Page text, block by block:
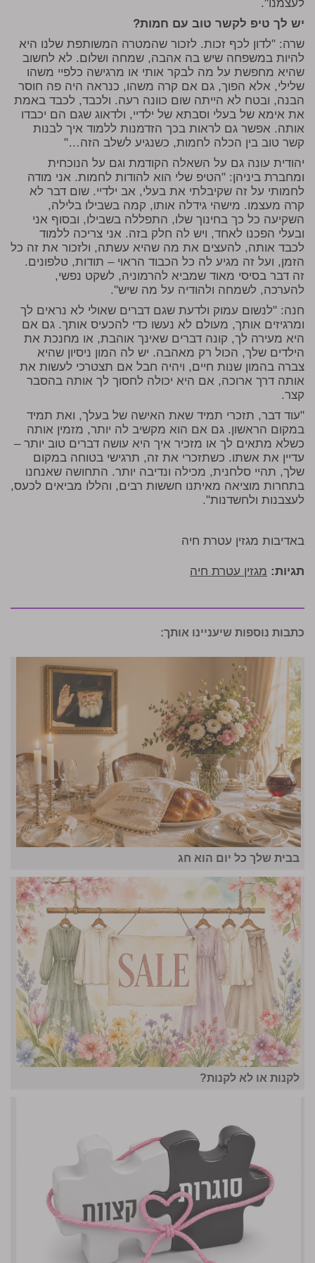
לעצמנו".
יש לך טיפ לקשר טוב עם חמות?
שרה: "לדון לכף זכות. לזכור שהמטרה המשותפת שלנו היא
להיות במשפחה שיש בה אהבה, שמחה ושלום. לא לחשוב
שהיא מחפשת על מה לבקר אותי או מרגישה כלפיי משהו
שלילי, אלא הפוך, גם אם קרה משהו, כנראה היה פה חוסר
הבנה, ובטח לא הייתה שום כוונה רעה. ולכבד, לכבד באמת
את אימא של בעלי וסבתא של ילדיי, ולדאוג שגם הם יכבדו
אותה. אפשר גם לראות בכך הזדמנות ללמוד איך לבנות
קשר טוב בין הכלה לחמות, כשנגיע לשלב הזה…"
יהודית עונה גם על השאלה הקודמת וגם על הנוכחית
ומחברת ביניהן: "הטיפ שלי הוא להודות לחמות. אני מודה
לחמותי על זה שקיבלתי את בעלי, אב ילדיי. שום דבר לא
קרה מעצמו. מישהי גידלה אותו, קמה בשבילו בלילה,
השקיעה כל כך בחינוך שלו, התפללה בשבילו, ובסוף אני
ובעלי הפכנו לאחד, ויש לה חלק בזה. אני צריכה ללמוד
לכבד אותה, להעצים את מה שהיא עשתה, ולזכור את זה כל
הזמן, ועל זה מגיע לה כל הכבוד הראוי – תודות, טלפונים.
זה דבר בסיסי מאוד שמביא להרמוניה, לשקט נפשי,
להערכה, לשמחה ולהודיה על מה שיש".
חנה: "לנשום עמוק ולדעת שגם דברים שאולי לא נראים לך
ומרגיזים אותך, מעולם לא נעשו כדי להכעיס אותך. גם אם
היא מעירה לך, קונה דברים שאינך אוהבת, או מחנכת את
הילדים שלך, הכול רק מאהבה. יש לה המון ניסיון שהיא
צברה בהמון שנות חיים, ויהיה חבל אם תצטרכי לעשות את
אותה דרך ארוכה, אם היא יכולה לחסוך לך אותה בהסבר
קצר.
"עוד דבר, תזכרי תמיד שאת האישה של בעלך, ואת תמיד
במקום הראשון. גם אם הוא מקשיב לה יותר, מזמין אותה
כשלא מתאים לך או מזכיר איך היא עושה דברים טוב יותר –
עדיין את אשתו. כשתזכרי את זה, תרגישי בטוחה במקום
שלך, תהיי סלחנית, מכילה ונדיבה יותר. התחושה שאנחנו
בתחרות מוציאה מאיתנו חששות רבים, והללו מביאים לכעס,
לעצבנות ולחשדנות".
באדיבות מגזין עטרת חיה
תגיות: מגזין עטרת חיה
כתבות נוספות שיעניינו אותך:
בבית שלך כל יום הוא חג
לקנות או לא לקנות?